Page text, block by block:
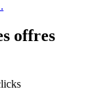
offres